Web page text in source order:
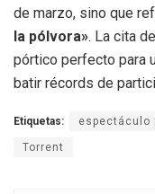
de marzo, sino que
la pólvora». La cita
pórtico perfecto para
batir récords de
Etiquetas: espectáculo
Torrent